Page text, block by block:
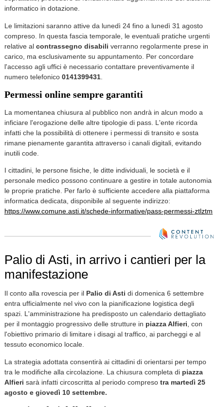
informatico in dotazione.
Le limitazioni saranno attive da lunedì 24 fino a lunedì 31 agosto
compreso. In questa fascia temporale, le eventuali pratiche urgenti
relative al contrassegno disabili verranno regolarmente prese in
carico, ma esclusivamente su appuntamento. Per concordare
l'accesso agli uffici è necessario contattare preventivamente il
numero telefonico 0141399431.
Permessi online sempre garantiti
La momentanea chiusura al pubblico non andrà in alcun modo a
inficiare l'erogazione delle altre tipologie di pass. L'ente ricorda
infatti che la possibilità di ottenere i permessi di transito e sosta
rimane pienamente garantita attraverso i canali digitali, evitando
inutili code.
I cittadini, le persone fisiche, le ditte individuali, le società e il
personale medico possono continuare a gestire in totale autonomia
le proprie pratiche. Per farlo è sufficiente accedere alla piattaforma
informatica dedicata, disponibile al seguente indirizzo:
https://www.comune.asti.it/schede-informative/pass-permessi-ztlztm
Palio di Asti, in arrivo i cantieri per la
manifestazione
Il conto alla rovescia per il Palio di Asti di domenica 6 settembre
entra ufficialmente nel vivo con la pianificazione logistica degli
spazi. L'amministrazione ha predisposto un calendario dettagliato
per il montaggio progressivo delle strutture in piazza Alfieri, con
l'obiettivo primario di limitare i disagi al traffico, ai parcheggi e al
tessuto economico locale.
La strategia adottata consentirà ai cittadini di orientarsi per tempo
tra le modifiche alla circolazione. La chiusura completa di piazza
Alfieri sarà infatti circoscritta al periodo compresotra martedì 25
agosto e giovedì 10 settembre.